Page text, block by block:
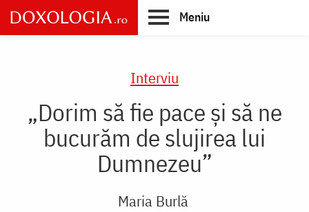
Skip
to
main
Meniu
Interviu
„Dorim să fie pace și să ne
bucurăm de slujirea lui
Dumnezeu”
Maria Burlă